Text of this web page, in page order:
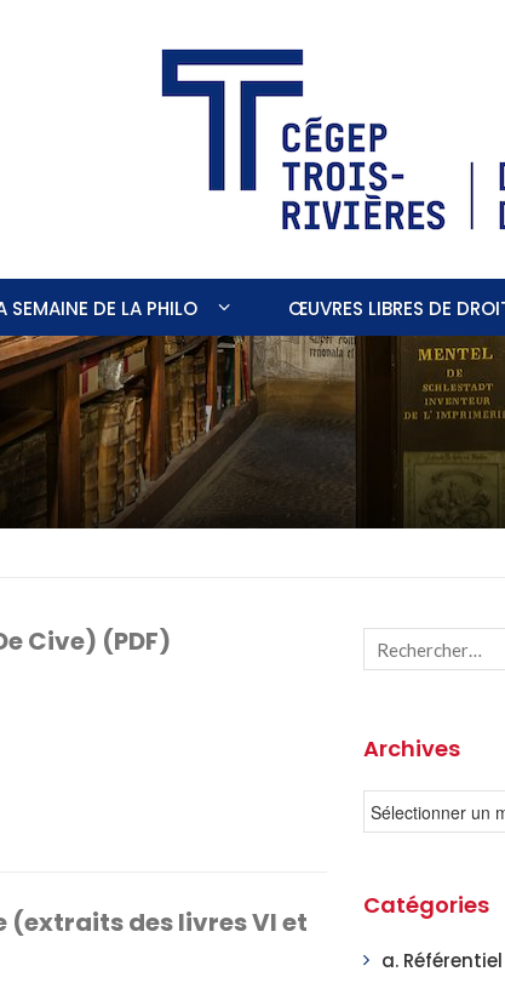
SEMAINE DE LA PHILO ŒUVRES LIBRES DE
Cive) (PDF)
(extraits des livres VI et
Archives
Catégories
a.